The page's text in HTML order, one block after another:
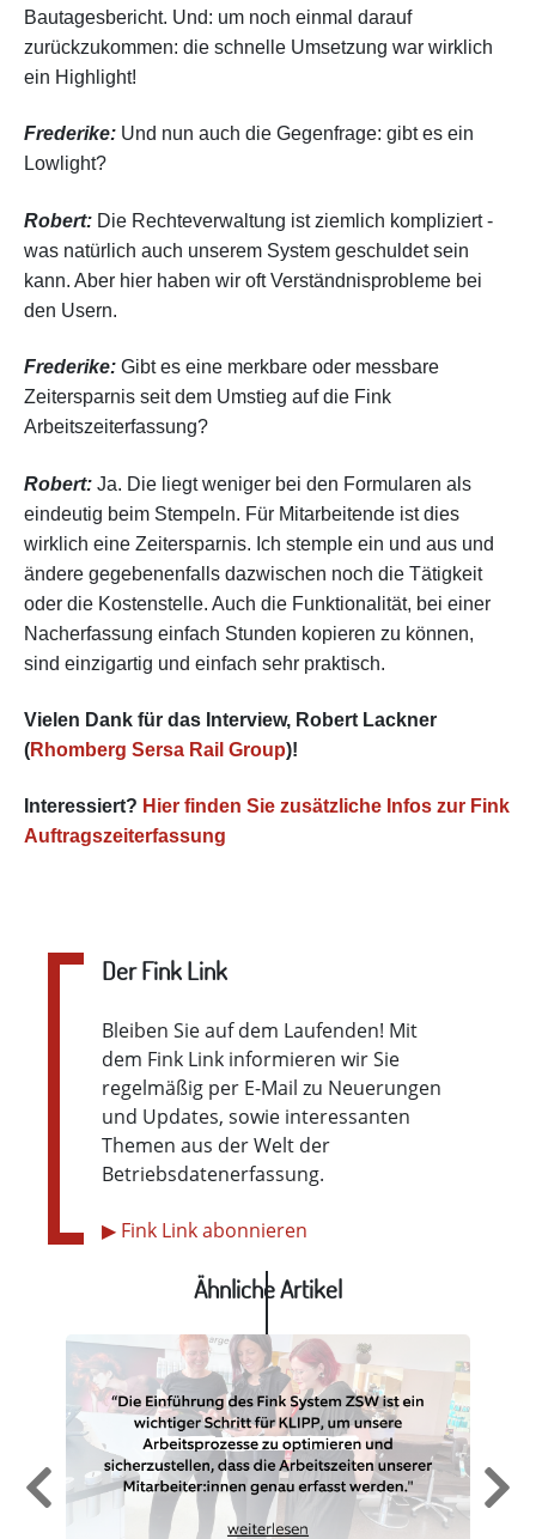
Bautagesbericht. Und: um noch einmal darauf
zurückzukommen: die schnelle Umsetzung war wirklich
ein Highlight!
Frederike: Und nun auch die Gegenfrage: gibt es ein
Lowlight?
Robert: Die Rechteverwaltung ist ziemlich kompliziert -
was natürlich auch unserem System geschuldet sein
kann. Aber hier haben wir oft Verständnisprobleme bei
den Usern.
Frederike: Gibt es eine merkbare oder messbare
Zeitersparnis seit dem Umstieg auf die Fink
Arbeitszeiterfassung?
Robert: Ja. Die liegt weniger bei den Formularen als
eindeutig beim Stempeln. Für Mitarbeitende ist dies
wirklich eine Zeitersparnis. Ich stemple ein und aus und
ändere gegebenenfalls dazwischen noch die Tätigkeit
oder die Kostenstelle. Auch die Funktionalität, bei einer
Nacherfassung einfach Stunden kopieren zu können,
sind einzigartig und einfach sehr praktisch.
Vielen Dank für das Interview, Robert Lackner
(Rhomberg Sersa Rail Group)!
Interessiert? Hier finden Sie zusätzliche Infos zur Fink
Auftragszeiterfassung
Der Fink Link
Bleiben Sie auf dem Laufenden! Mit
dem Fink Link informieren wir Sie
regelmäßig per E-Mail zu Neuerungen
und Updates, sowie interessanten
Themen aus der Welt der
Betriebsdatenerfassung.
▶ Fink Link abonnieren
Ähnliche Artikel